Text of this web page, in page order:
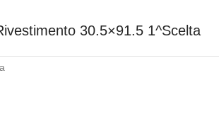
30.5×91.5 1^Scelta